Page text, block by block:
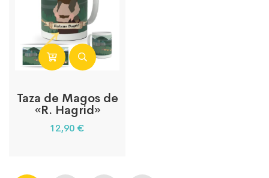
Taza de Magos de
«R. Hagrid»
12,90 €